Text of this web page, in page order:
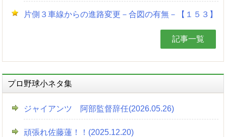
片側３車線からの進路変更－合図の有無－【１５３】
記事一覧
プロ野球小ネタ集
ジャイアンツ 阿部監督辞任(2026.05.26)
頑張れ佐藤蓮！！(2025.12.20)